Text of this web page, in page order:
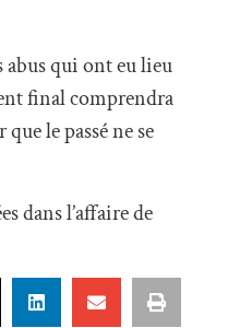
abus qui ont eu lieu
final comprendra
le passé ne se
dans l’affaire de